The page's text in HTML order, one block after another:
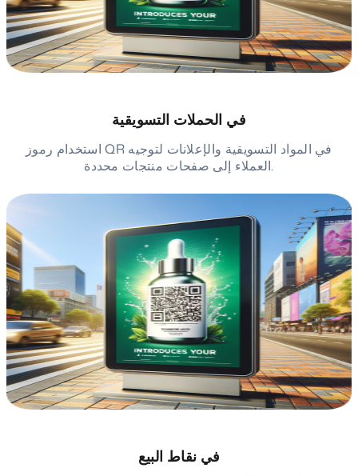
في الحملات التسويقية
استخدام رموز QR في المواد التسويقية والإعلانات لتوجيه
العملاء إلى صفحات منتجات محددة.
في نقاط البيع